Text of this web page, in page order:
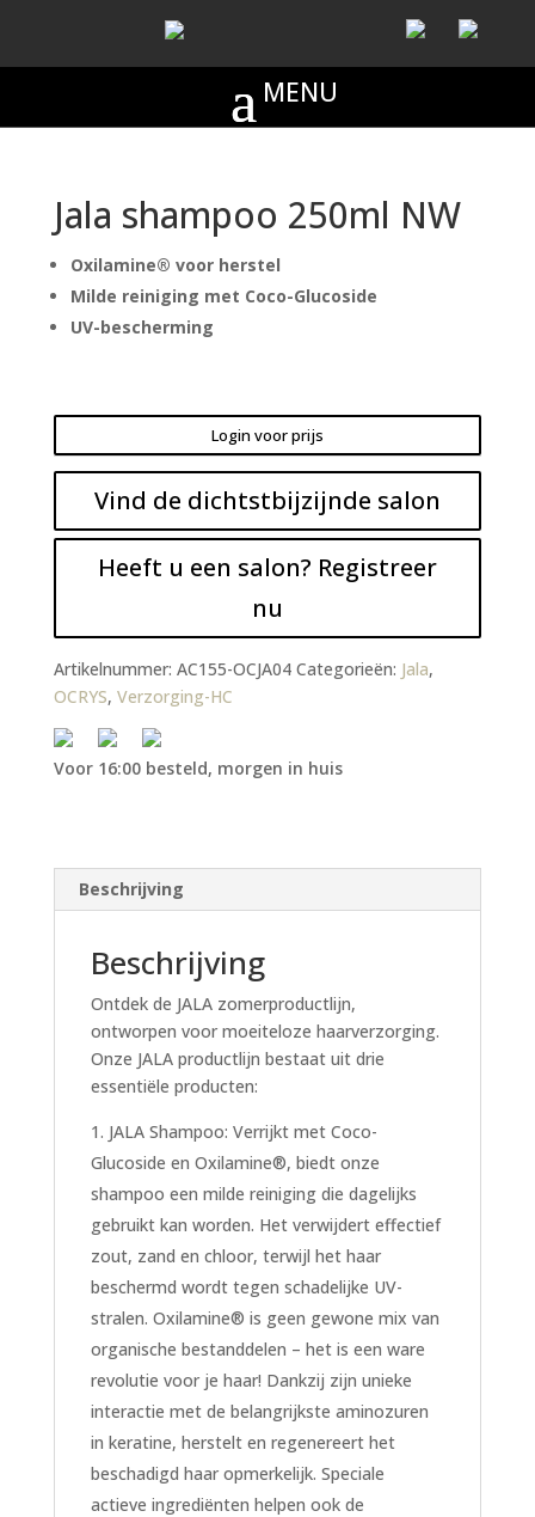
Jala shampoo 250ml NW
Oxilamine® voor herstel
Milde reiniging met Coco-Glucoside
UV-bescherming
Login voor prijs
Vind de dichtstbijzijnde salon
Heeft u een salon? Registreer
nu
Artikelnummer: AC155-OCJA04 Categorieën: Jala,
OCRYS, Verzorging-HC
Voor 16:00 besteld, morgen in huis
Beschrijving
Beschrijving
Ontdek de JALA zomerproductlijn,
ontworpen voor moeiteloze haarverzorging.
Onze JALA productlijn bestaat uit drie
essentiële producten:
JALA Shampoo: Verrijkt met Coco-
Glucoside en Oxilamine®, biedt onze
shampoo een milde reiniging die dagelijks
gebruikt kan worden. Het verwijdert effectief
zout, zand en chloor, terwijl het haar
beschermd wordt tegen schadelijke UV-
stralen. Oxilamine® is geen gewone mix van
organische bestanddelen – het is een ware
revolutie voor je haar! Dankzij zijn unieke
interactie met de belangrijkste aminozuren
in keratine, herstelt en regenereert het
beschadigd haar opmerkelijk. Speciale
actieve ingrediënten helpen ook de